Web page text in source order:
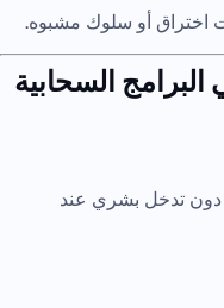
اختراق أو سلوك مشبوه.
السحابية
تدخل بشري عند